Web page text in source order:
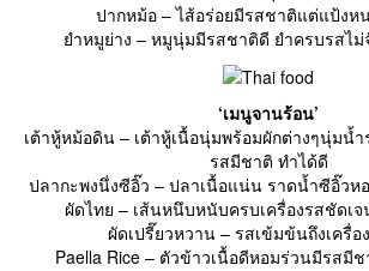
ปากหม้อ – ไส้อร่อยมีรสชาติแต่แป้งห
ยำหมูย่าง – หมูนุ่มมีรสชาติดี ยำครบรสไม่
‘เมนูจานร้อน’
เต้าหู้หม้อดิน – เต้าหู้เนื้อนุ่มพร้อมผักต่างๆนุ่มน้
รสมีชาติ ทำได้ดี
ปลากะพงนึ่งซีอิ๊ว – ปลาเนื้อแน่น ราดน้ำซีอิ๊วห
ผัดไทย – เส้นหนึบหนับครบเครื่องรสชัดเ
ผัดเปรี๊ยวหวาน – รสเข้มข้นถึงเครื่
Paella Rice – ตัวข้าวเนื้อดีหอมร่วนมีรสมี